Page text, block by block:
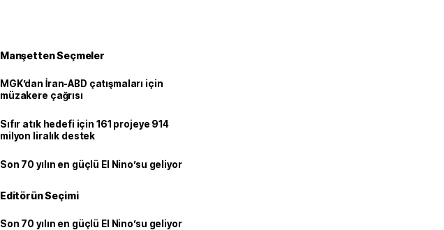
Manşetten Seçmeler
MGK’dan İran-ABD çatışmaları için
müzakere çağrısı
Sıfır atık hedefi için 161 projeye 914
milyon liralık destek
Son 70 yılın en güçlü El Nino’su geliyor
Editörün Seçimi
Son 70 yılın en güçlü El Nino’su geliyor